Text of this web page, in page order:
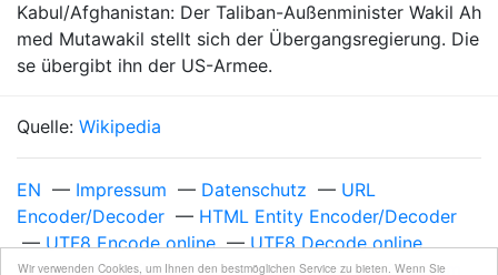
Wir verwenden Cookies, um Ihnen den bestmöglichen Service zu bieten. Wenn Sie
Kabul/Afghanistan: Der Taliban-Außenminister Wakil Ah
med Mutawakil stellt sich der Übergangsregierung. Die
se übergibt ihn der US-Armee.
Quelle: Wikipedia
EN — Impressum — Datenschutz — URL
Encoder/Decoder — HTML Entity Encoder/Decoder
—UTF8 Encode online—UTF8 Decode online
Unixzeit 1013126400—Freitag, 8. Februar 2002 um